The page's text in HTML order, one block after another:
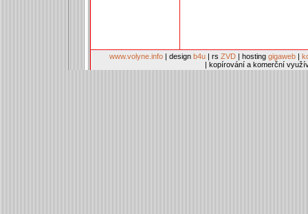
www.volyne.info | design b4u | rs ZVD | hosting gigaweb |
| kopírování a komerční